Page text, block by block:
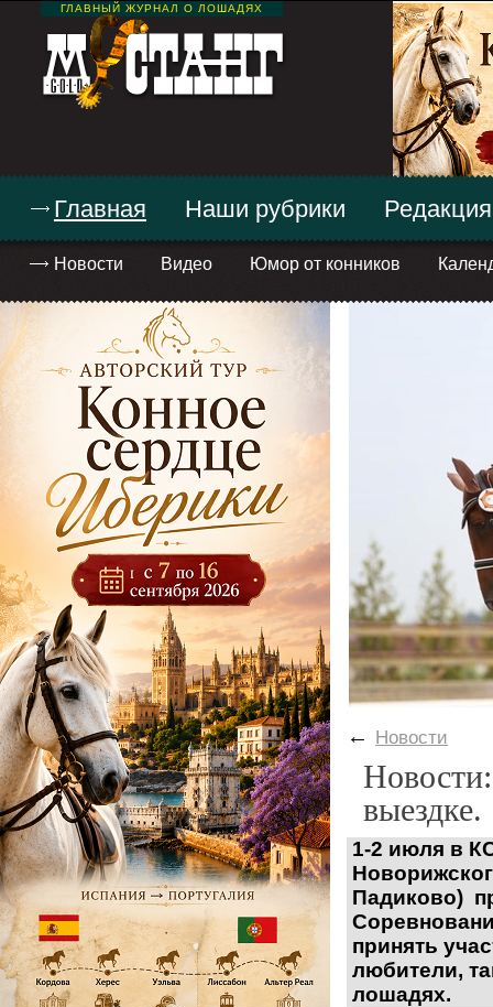
ГЛАВНЫЙ ЖУРНАЛ О ЛОШАДЯХ
Главная
Новости Видео Юмор от конников
Наши рубрики Редакция
← Новости
выездке.
1-2 июля в
Падиково)
принять
любители,
лошадях.